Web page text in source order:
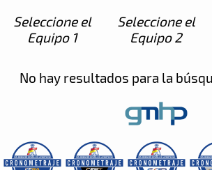
Seleccione el
Equipo 1
Seleccione el
Equipo 2
No hay resultados para la